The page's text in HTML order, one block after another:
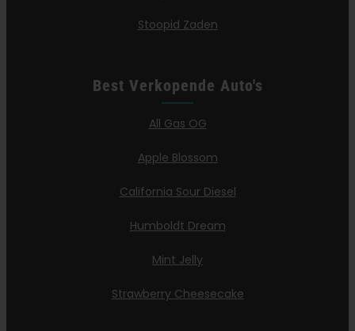
Stoopid Zaden
Best Verkopende Auto's
All Gas OG
Apple Blossom
California Sour Diesel
Humboldt Dream
Mint Jelly
Strawberry Cheesecake